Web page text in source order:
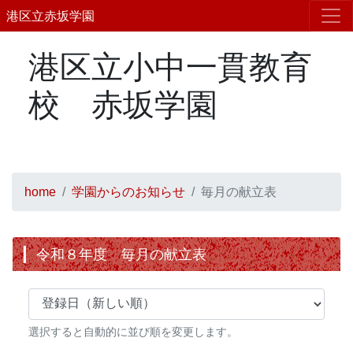
港区立赤坂学園
港区立小中一貫教育
校 赤坂学園
home 学園からのお知らせ 毎月の献立表
令和８年度 毎月の献立表
選択すると自動的に並び順を変更します。